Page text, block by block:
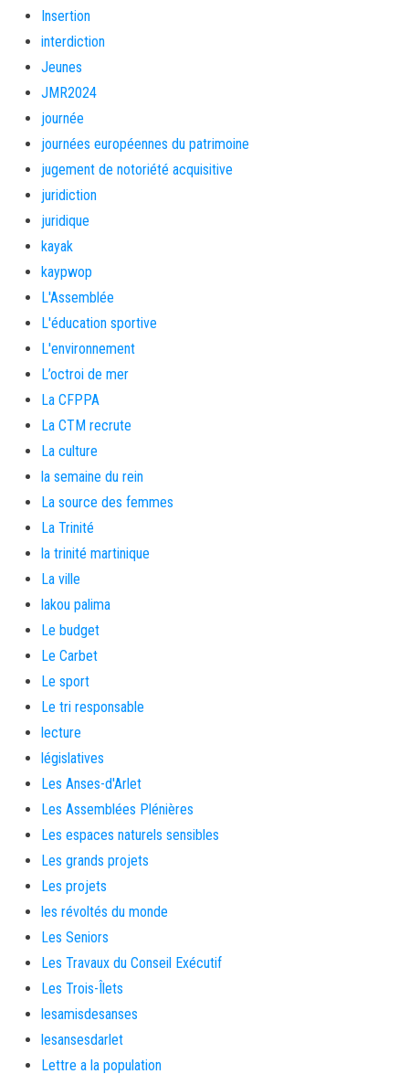
Insertion
interdiction
Jeunes
JMR2024
journée
journées européennes du patrimoine
jugement de notoriété acquisitive
juridiction
juridique
kayak
kaypwop
L'Assemblée
L'éducation sportive
L'environnement
L’octroi de mer
La CFPPA
La CTM recrute
La culture
la semaine du rein
La source des femmes
La Trinité
la trinité martinique
La ville
lakou palima
Le budget
Le Carbet
Le sport
Le tri responsable
lecture
législatives
Les Anses-d'Arlet
Les Assemblées Plénières
Les espaces naturels sensibles
Les grands projets
Les projets
les révoltés du monde
Les Seniors
Les Travaux du Conseil Exécutif
Les Trois-Îlets
lesamisdesanses
lesansesdarlet
Lettre a la population